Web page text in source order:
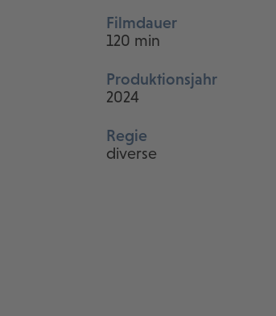
Filmdauer
120 min
Produktionsjahr
2024
Regie
diverse